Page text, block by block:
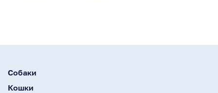
Собаки
Кошки